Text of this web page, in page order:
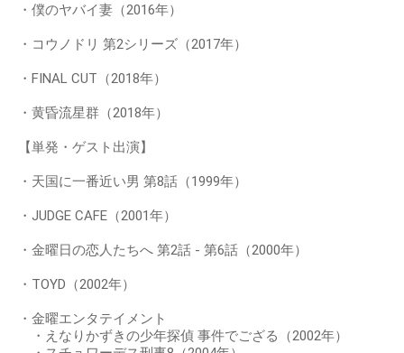
・僕のヤバイ妻（2016年）
・コウノドリ 第2シリーズ（2017年）
・FINAL CUT（2018年）
・黄昏流星群（2018年）
【単発・ゲスト出演】
・天国に一番近い男 第8話（1999年）
・JUDGE CAFE（2001年）
・金曜日の恋人たちへ 第2話 - 第6話（2000年）
・TOYD（2002年）
・金曜エンタテイメント
・えなりかずきの少年探偵 事件でござる（2002年）